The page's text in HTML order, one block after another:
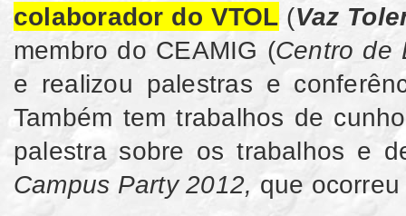
colaborador do VTOL (Vaz
membro do CEAMIG (Centro de
e realizou palestras e
Também tem trabalhos de
palestra sobre os trabalhos e
Campus Party 2012, que